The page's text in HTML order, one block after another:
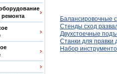
ремонта
Балансировочные
Стенды сход
Двухстоечные
Станки для правки
Набор